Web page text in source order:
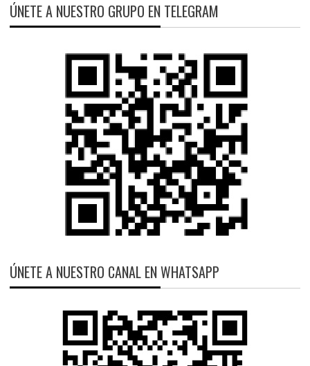
ÚNETE A NUESTRO GRUPO EN TELEGRAM
ÚNETE A NUESTRO CANAL EN WHATSAPP